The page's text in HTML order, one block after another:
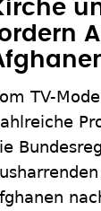
TV-